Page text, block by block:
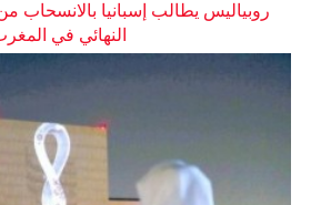
روبياليس يطالب إسبانيا بالانسحاب
النهائي في